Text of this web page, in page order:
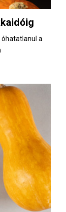
óhatatlanul a